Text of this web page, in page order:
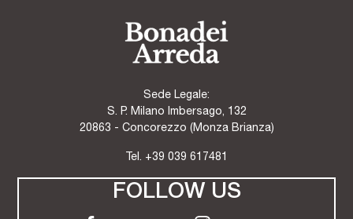
Sede Legale:
S. P. Milano Imbersago, 132
20863 - Concorezzo (Monza Brianza)
Tel. +39 039 617481
FOLLOW US